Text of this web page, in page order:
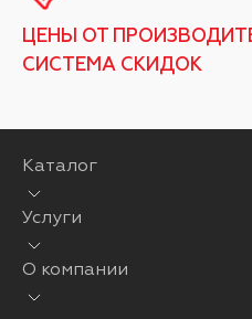
ЦЕНЫ ОТ
СИСТЕМА СКИДОК
Каталог
Услуги
О компании